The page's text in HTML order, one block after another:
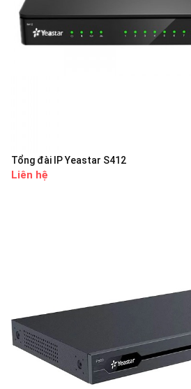
Tổng đài IP Yeastar S412
Liên hệ